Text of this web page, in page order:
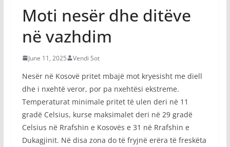
Moti nesër dhe ditëve
në vazhdim
June 11, 2025 Vendi Sot
Nesër në Kosovë pritet mbajë mot kryesisht me diell
dhe i nxehtë veror, por pa nxehtësi ekstreme.
Temperaturat minimale pritet të ulen deri në 11
gradë Celsius, kurse maksimalet deri në 29 gradë
Celsius në Rrafshin e Kosovës e 31 në Rrafshin e
Dukagjinit. Në disa zona do të fryjnë erëra të freskëta